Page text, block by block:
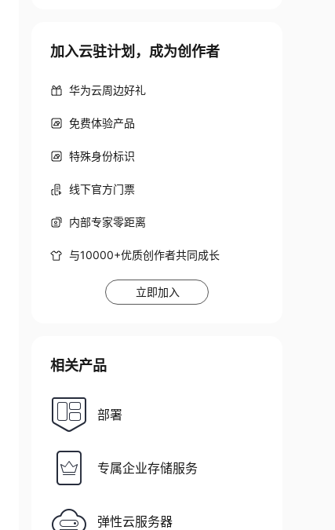
加入云驻计划，成为创作者
华为云周边好礼
免费体验产品
特殊身份标识
线下官方门票
内部专家零距离
与10000+优质创作者共同成长
立即加入
相关产品
部署
专属企业存储服务
弹性云服务器